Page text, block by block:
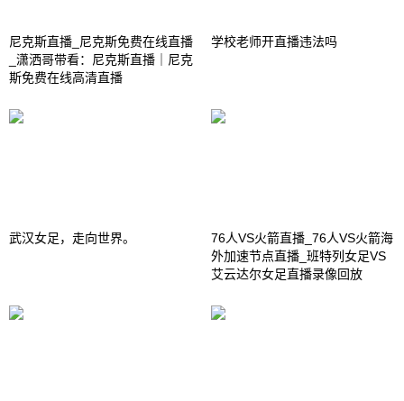
尼克斯直播_尼克斯免费在线直播
_潇洒哥带看：尼克斯直播｜尼克
斯免费在线高清直播
学校老师开直播违法吗
武汉女足，走向世界。
76人VS火箭直播_76人VS火箭海
外加速节点直播_班特列女足VS
艾云达尔女足直播录像回放